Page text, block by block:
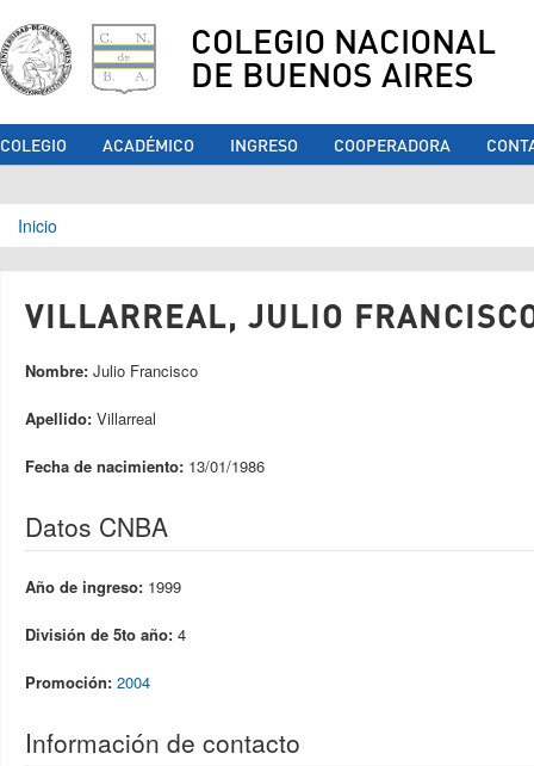
COLEGIO NACIONAL
DE BUENOS AIRES
COLEGIO ACADÉMICO INGRESO COOPERADORA
Se encuentra usted aquí
Inicio
VILLARREAL, JULIO
Nombre: Julio Francisco
Apellido: Villarreal
Fecha de nacimiento: 13/01/1986
Datos CNBA
Año de ingreso: 1999
División de 5to año: 4
Promoción: 2004
Información de contacto